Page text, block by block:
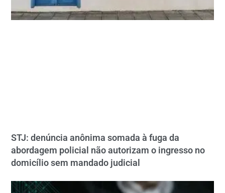
STJ: denúncia anônima somada à fuga da
abordagem policial não autorizam o ingresso no
domicílio sem mandado judicial